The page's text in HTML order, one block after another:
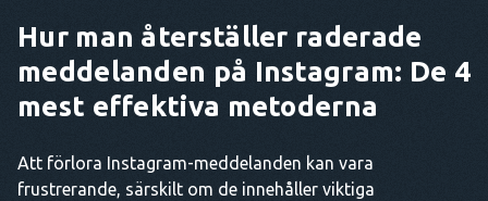
Hur man återställer raderade
meddelanden på Instagram: De 4
mest effektiva metoderna
Att förlora Instagram-meddelanden kan vara
frustrerande, särskilt om de innehåller viktiga